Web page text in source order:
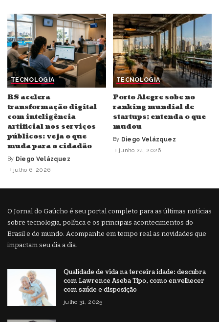
TECNOLOGIA
RS acelera
transformação digital
com inteligência
artificial nos serviços
públicos: veja o que
muda para o cidadão
Posted
by
By Diego Velázquez
julho 6, 2026
TECNOLOGIA
Porto Alegre sobe no
ranking mundial de
startups; entenda o que
mudou
Posted
by
By Diego Velázquez
junho 24, 2026
O Jornal do Gaúcho é seu portal completo para as últimas notícias
sobre tecnologia, política e os principais acontecimentos do
Brasil e do mundo. Acompanhe em tempo real as novidades que
impactam seu dia a dia.
Qualidade de vida na terceira idade: descubra
com Lawrence Aseba Tipo, como envelhecer
com saúde e disposição
julho 31, 2025